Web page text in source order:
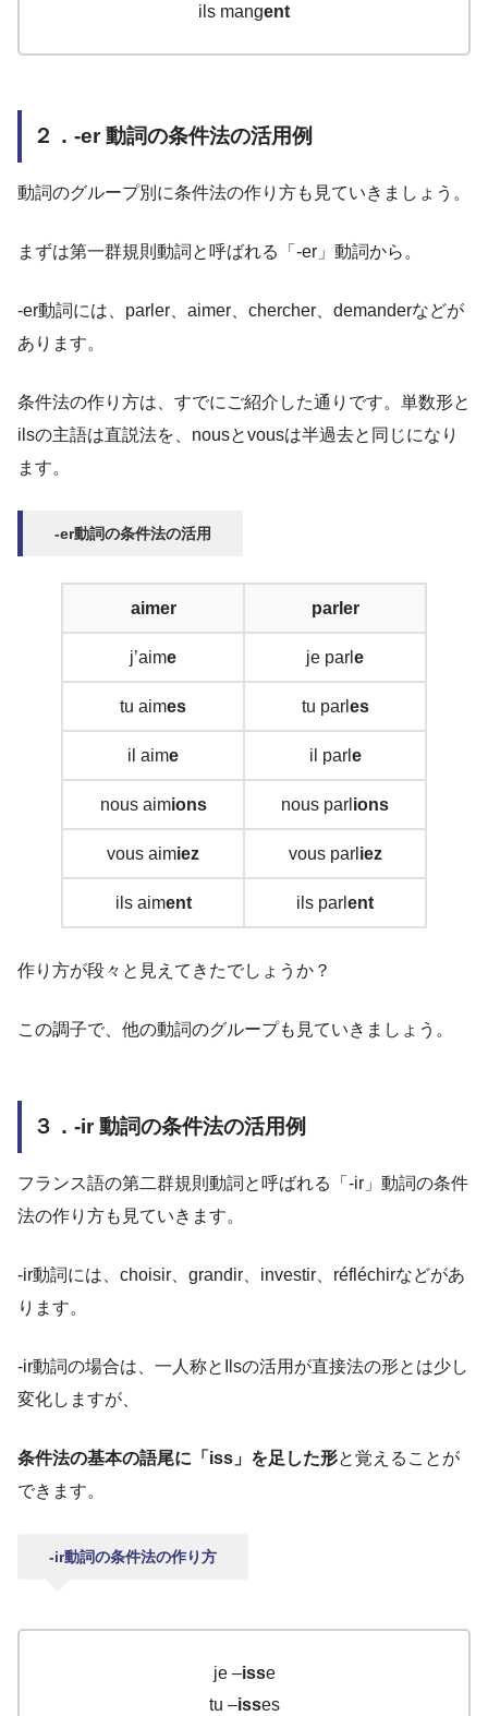
ils mangent
２．-er 動詞の条件法の活用例
動詞のグループ別に条件法の作り方も見ていきましょう。
まずは第一群規則動詞と呼ばれる「-er」動詞から。
-er動詞には、parler、aimer、chercher、demanderなどが
あります。
条件法の作り方は、すでにご紹介した通りです。単数形と
ilsの主語は直説法を、nousとvousは半過去と同じになり
ます。
-er動詞の条件法の活用
aimer parler
j’aime je parl e
tu aimes tu parl es
il aime il parl e
nous aimions nous parl ions
vous aimiez vous parl iez
ils aiment ils parl ent
作り方が段々と見えてきたでしょうか？
この調子で、他の動詞のグループも見ていきましょう。
３．-ir 動詞の条件法の活用例
フランス語の第二群規則動詞と呼ばれる「-ir」動詞の条件
法の作り方も見ていきます。
-ir動詞には、choisir、grandir、investir、réfléchirなどがあ
ります。
-ir動詞の場合は、一人称とIlsの活用が直接法の形とは少し
変化しますが、
条件法の基本の語尾に「iss」を足した形と覚えることが
できます。
-ir動詞の条件法の作り方
je –isse
tu –isses